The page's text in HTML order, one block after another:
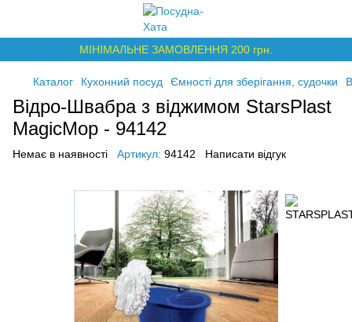
МІНІМАЛЬНЕ ЗАМОВЛЕННЯ 200 грн.
Каталог Кухонний посуд Ємності для зберігання, судочки
Відро-Швабра з віджимом StarsPlast
MagicMop - 94142
Немає в наявності Артикул: 94142 Написати відгук